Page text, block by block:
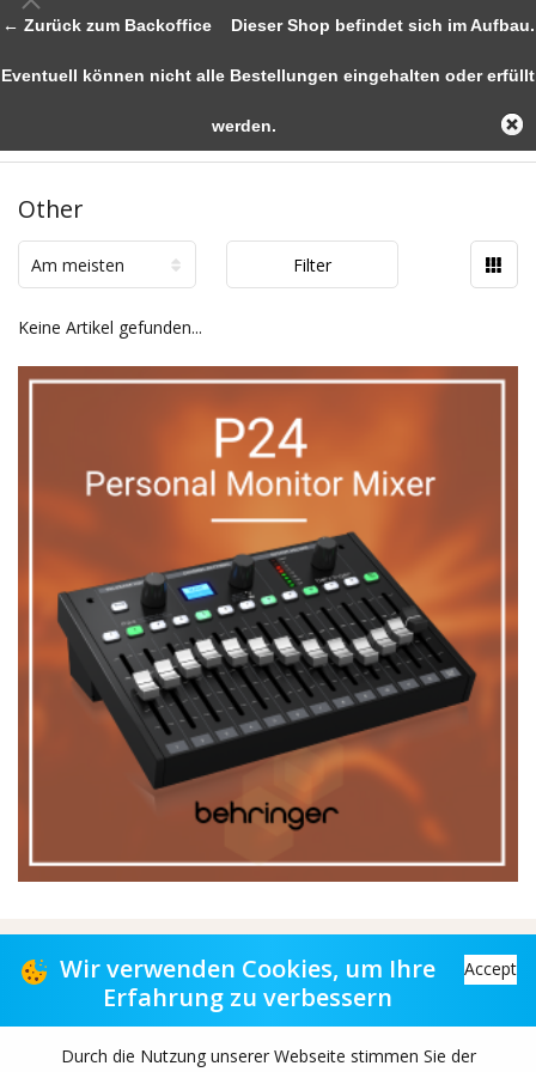
Other
Am meisten Filter
Keine Artikel gefunden...
Vertriebspartner für Musikgeschäfte
Distribution partner to music stores
Copyright© 2026 TAS-retail B.V. All rights reserved.
← Zurück zum BackofficeDieser Shop befindet sich im Aufbau.
Eventuell können nicht alle Bestellungen eingehalten oder erfüllt
werden.
Wir verwenden Cookies, um Ihre
Erfahrung zu verbessern
Accept
Durch die Nutzung unserer Webseite stimmen Sie der